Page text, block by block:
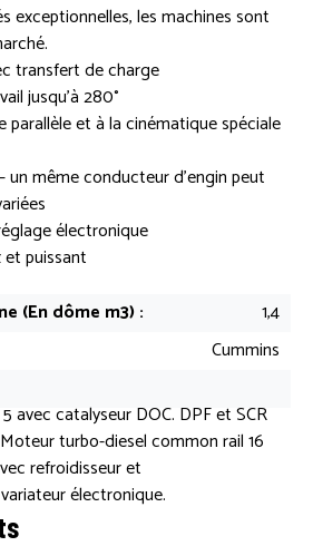
exceptionnelles, les machines sont
transfert de charge
jusqu’à 280°
parallèle et à la cinématique spéciale
un même conducteur d’engin peut
électronique
puissant
(En dôme m3) :
1,4
Cummins
avec catalyseur DOC. DPF et SCR
turbo-diesel common rail 16
refroidisseur et
électronique.